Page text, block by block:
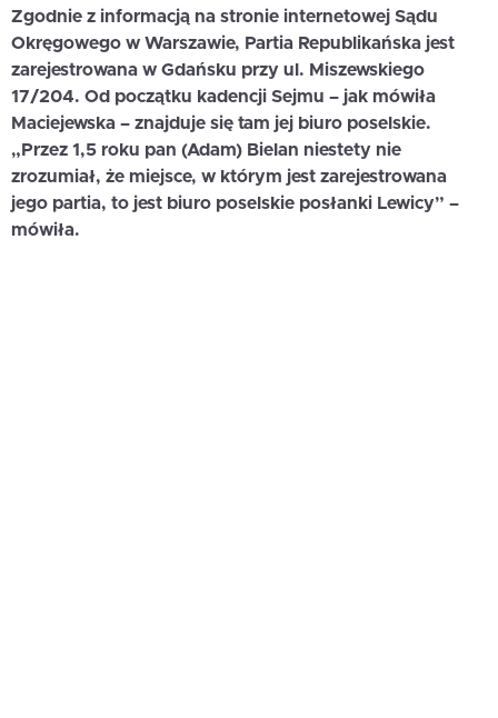
Zgodnie z informacją na stronie internetowej Sądu
Okręgowego w Warszawie, Partia Republikańska jest
zarejestrowana w Gdańsku przy ul. Miszewskiego
17/204. Od początku kadencji Sejmu – jak mówiła
Maciejewska – znajduje się tam jej biuro poselskie.
„Przez 1,5 roku pan (Adam) Bielan niestety nie
zrozumiał, że miejsce, w którym jest zarejestrowana
jego partia, to jest biuro poselskie posłanki Lewicy” –
mówiła.